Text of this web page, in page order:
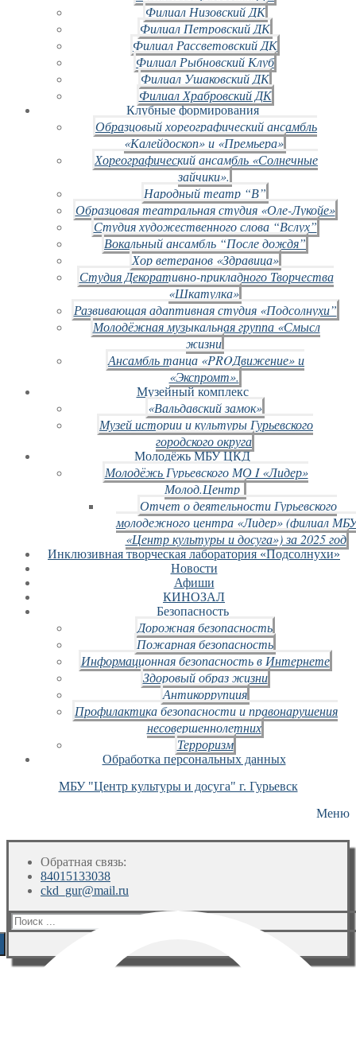
Филиал Низовский ДК
Филиал Петровский ДК
Филиал Рассветовский ДК
Филиал Рыбновский Клуб
Филиал Ушаковский ДК
Филиал Храбровский ДК
Клубные формирования
Образцовый хореографический ансамбль
«Калейдоскоп» и «Премьера»
Хореографический ансамбль «Солнечные
зайчики».
Народный театр “В”
Образцовая театральная студия «Оле-Лукойе»
Студия художественного слова “Вслух”
Вокальный ансамбль “После дождя”
Хор ветеранов «Здравица»
Студия Декоративно-прикладного Творчества
«Шкатулка»
Развивающая адаптивная студия «Подсолнухи”
Молодёжная музыкальная группа «Смысл
жизни
Ансамбль танца «PROДвижение» и
«Экспромт».
Музейный комплекс
«Вальдавский замок»
Музей истории и культуры Гурьевского
городского округа
Молодёжь МБУ ЦКД
Молодёжь Гурьевского МО I «Лидер»
Молод.Центр
Отчет о деятельности Гурьевского
молодежного центра «Лидер» (филиал
«Центр культуры и досуга») за 2025 год
Инклюзивная творческая лаборатория «Подсолнухи»
Новости
Афиши
КИНОЗАЛ
Безопасность
Дорожная безопасность
Пожарная безопасность
Информационная безопасность в Интернете
Здоровый образ жизни
Антикоррупция
Профилактика безопасности и правонарушения
несовершеннолетних
Терроризм
Обработка персональных данных
МБУ "Центр культуры и досуга" г. Гурьевск
Меню
Обратная связь:
84015133038
ckd_gur@mail.ru
Искать: